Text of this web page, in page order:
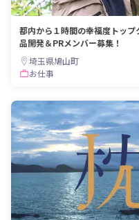
都内から１時間の幸福度トッ
品開発＆PRメンバー募集！
埼玉県鳩山町
お仕事